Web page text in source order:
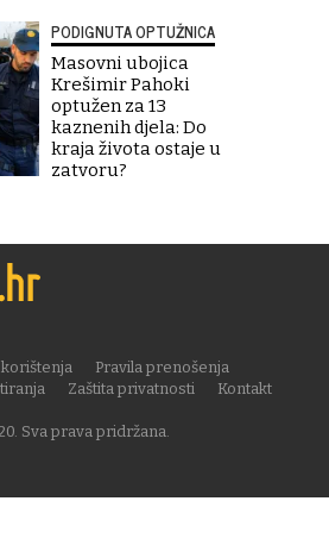
PODIGNUTA OPTUŽNICA
Masovni ubojica
Krešimir Pahoki
optužen za 13
kaznenih djela: Do
kraja života ostaje u
zatvoru?
Sva prava pridržana.
Pravila prenošenja
Zaštita privatnosti
Kontakt